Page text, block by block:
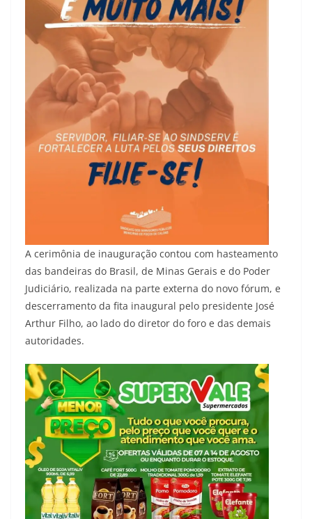
A cerimônia de inauguração contou com hasteamento
das bandeiras do Brasil, de Minas Gerais e do Poder
Judiciário, realizada na parte externa do novo fórum, e
descerramento da fita inaugural pelo presidente José
Arthur Filho, ao lado do diretor do foro e das demais
autoridades.